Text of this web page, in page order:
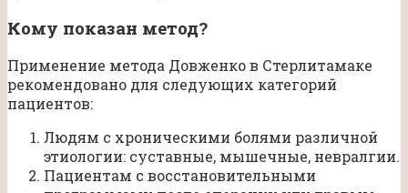
Кому показан метод?
Применение метода Довженко в Стерлитамаке
рекомендовано для следующих категорий
пациентов:
Людям с хроническими болями различной
этиологии: суставные, мышечные, невралгии.
Пациентам с восстановительными